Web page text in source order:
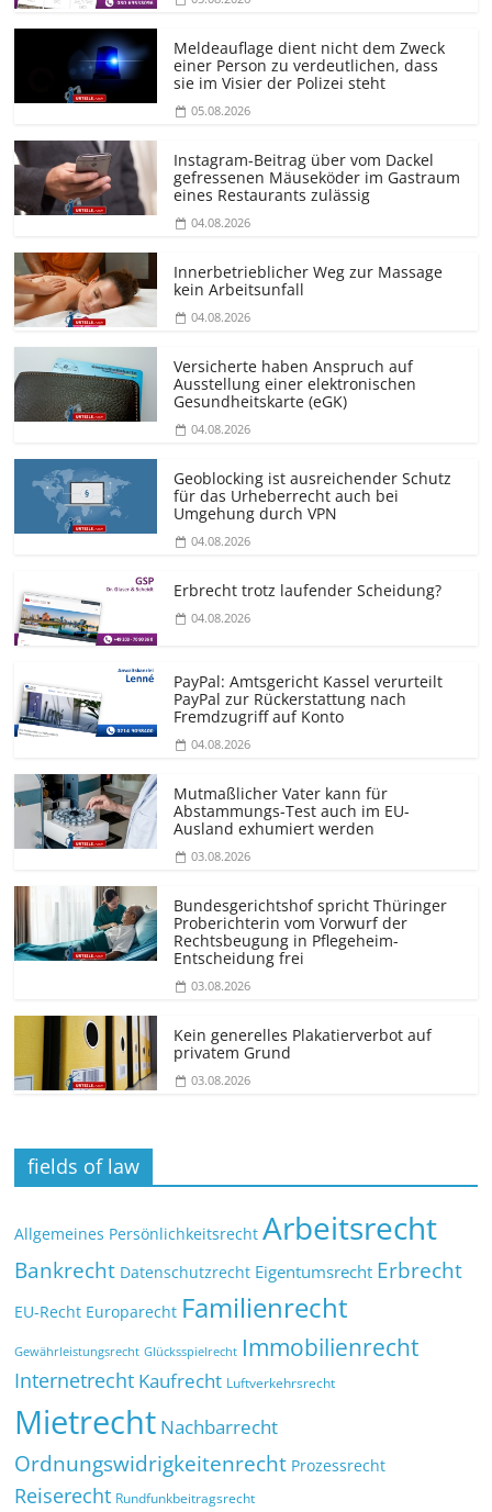
Meldeauflage dient nicht dem Zweck
einer Person zu verdeutlichen, dass
sie im Visier der Polizei steht
05.08.2026
Instagram-Beitrag über vom Dackel
gefressenen Mäuseköder im Gastraum
eines Restaurants zulässig
04.08.2026
Innerbetrieblicher Weg zur Massage
kein Arbeitsunfall
04.08.2026
Versicherte haben Anspruch auf
Ausstellung einer elektronischen
Gesundheitskarte (eGK)
04.08.2026
Geoblocking ist ausreichender Schutz
für das Urheberrecht auch bei
Umgehung durch VPN
04.08.2026
Erbrecht trotz laufender Scheidung?
04.08.2026
PayPal: Amtsgericht Kassel verurteilt
PayPal zur Rückerstattung nach
Fremdzugriff auf Konto
04.08.2026
Mutmaßlicher Vater kann für
Abstammungs-Test auch im EU-
Ausland exhumiert werden
03.08.2026
Bundesgerichtshof spricht Thüringer
Proberichterin vom Vorwurf der
Rechtsbeugung in Pflegeheim-
Entscheidung frei
03.08.2026
Kein generelles Plakatierverbot auf
privatem Grund
03.08.2026
fields of law
Allgemeines Persönlichkeitsrecht Arbeitsrecht
Bankrecht Datenschutzrecht Eigentumsrecht Erbrecht
EU-Recht Europarecht Familienrecht
Gewährleistungsrecht Glücksspielrecht Immobilienrecht
Internetrecht Kaufrecht Luftverkehrsrecht
Mietrecht Nachbarrecht
Ordnungswidrigkeitenrecht Prozessrecht
Reiserecht Rundfunkbeitragsrecht